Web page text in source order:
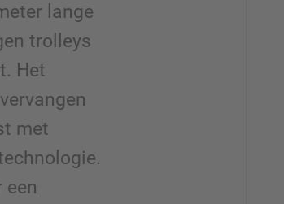
lange
trolleys
Het
met
een